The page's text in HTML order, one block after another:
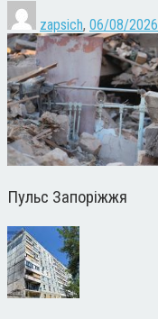
zapsich, 06/08/2026
Пульс Запоріжжя